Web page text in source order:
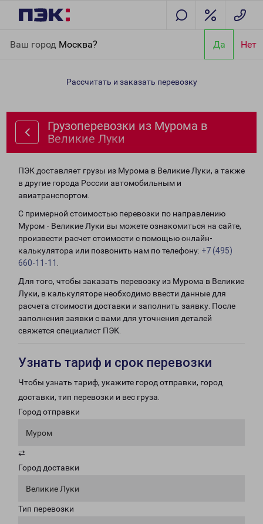
Ваш город Москва? Да Нет
Луки
Рассчитать и заказать перевозку
Грузоперевозки из Мурома в
Великие Луки
ПЭК доставляет грузы из Мурома в Великие Луки, а также
в другие города России автомобильным и
авиатранспортом.
С примерной стоимостью перевозки по направлению
Муром - Великие Луки вы можете ознакомиться на сайте,
произвести расчет стоимости с помощью онлайн-
калькулятора или позвонить нам по телефону: +7 (495)
660-11-11
Для того, чтобы заказать перевозку из Мурома в Великие
Луки, в калькуляторе необходимо ввести данные для
расчета стоимости доставки и заполнить заявку. После
заполнения заявки с вами для уточнения деталей
свяжется специалист ПЭК.
Узнать тариф и срок перевозки
Чтобы узнать тариф, укажите город отправки, город
доставки, тип перевозки и вес груза.
Город отправки
Муром
⇄
Город доставки
Великие Луки
Тип перевозки